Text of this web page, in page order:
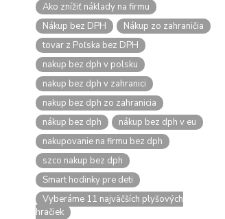
Ako znížiť náklady na firmu
Nákup bez DPH
Nákup zo zahraničia
tovar z Poľska bez DPH
nakup bez dph v polsku
nakup bez dph v zahranici
nakup bez dph zo zahranicia
nákup bez dph
nákup bez dph v eu
nakupovanie na firmu bez dph
szco nakup bez dph
Smart hodinky pre deti
Vyberáme 11 najväčších plyšových
hračiek